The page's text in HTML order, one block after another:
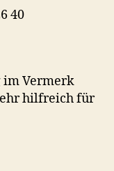
40
im Vermerk
hilfreich für